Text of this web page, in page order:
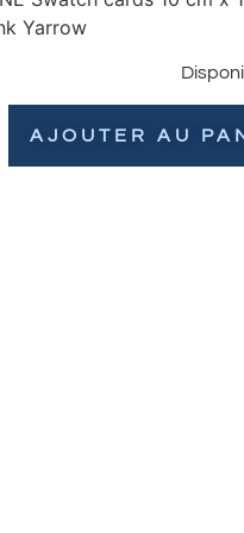
Yarrow
AJOUTER AU